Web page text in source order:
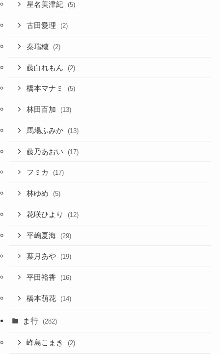
星名美津紀 (5)
古田愛理 (2)
秦瑞穂 (2)
藤白れもん (2)
橋本マナミ (5)
林田百加 (13)
馬場ふみか (13)
藤乃あおい (17)
フミカ (17)
林ゆめ (5)
花咲ひより (12)
平嶋夏海 (29)
葉月あや (19)
平田裕香 (16)
橋本萌花 (14)
ま行 (282)
峰島こまき (2)